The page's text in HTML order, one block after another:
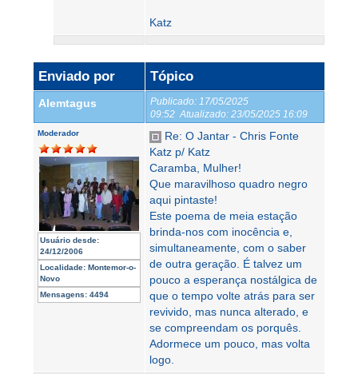
Katz
Enviado por Tópico
Alemtagus Publicado: 17/05/2025
09:52 Atualizado: 23/05/2025 16:09
Moderador
Usuário desde:
24/12/2006
Localidade: Montemor-o-
Novo
Mensagens: 4494
Re: O Jantar - Chris Fonte
Katz p/ Katz
Caramba, Mulher!
Que maravilhoso quadro negro
aqui pintaste!
Este poema de meia estação
brinda-nos com inocência e,
simultaneamente, com o saber
de outra geração. É talvez um
pouco a esperança nostálgica de
que o tempo volte atrás para ser
revivido, mas nunca alterado, e
se compreendam os porquês.
Adormece um pouco, mas volta
logo.